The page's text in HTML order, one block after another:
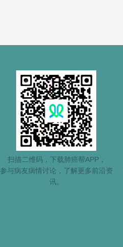
扫描二维码，下载肺癌帮APP，
参与病友病情讨论，了解更多前沿资
讯。